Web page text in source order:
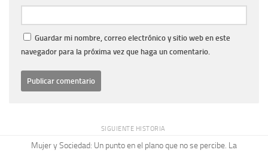
Guardar mi nombre, correo electrónico y sitio web en este
navegador para la próxima vez que haga un comentario.
SIGUIENTE HISTORIA
Mujer y Sociedad: Un punto en el plano que no se percibe. La